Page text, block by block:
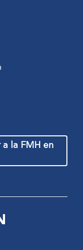
la FMH en